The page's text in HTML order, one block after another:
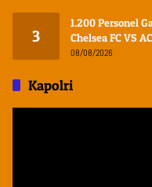
3
1.200 Personel
Chelsea FC VS
08/08/2026
Kapolri